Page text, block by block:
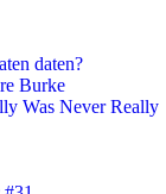
daten?
Burke
Was Never Really